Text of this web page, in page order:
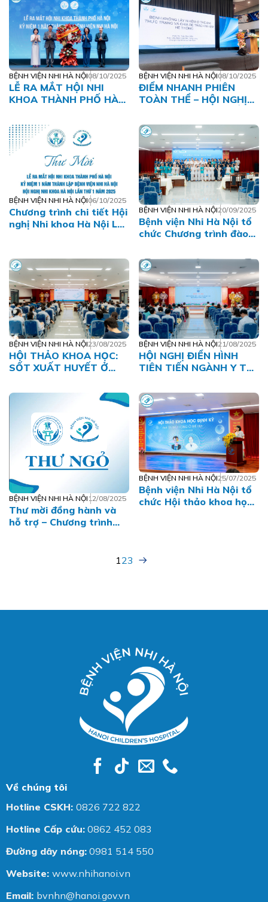
TẤT CẢ TRẺ NHŨ NHI
BỆNH VIỆN NHI HÀ NỘI08/10/2025
LỄ RA MẮT HỘI NHI
KHOA THÀNH PHỐ HÀ
THÀNH LẬP BỆNH VIỆN
NHI HÀ NỘI – HỘI NGHỊ
NHI KHOA HÀ NỘI LẦN
THỨ I NĂM 2025
BỆNH VIỆN NHI HÀ NỘI08/10/2025
ĐIỂM NHANH PHIÊN
TOÀN THỂ – HỘI NGHỊ
THỨ I NĂM 2025
BỆNH VIỆN NHI HÀ NỘI06/10/2025
Chương trình chi tiết Hội
nghị Nhi khoa Hà Nội Lần
BỆNH VIỆN NHI HÀ NỘI20/09/2025
Bệnh viện Nhi Hà Nội tổ
chức Chương trình đào
hành trong đặt và chăm
sóc đường truyền ngoại
vi
BỆNH VIỆN NHI HÀ NỘI23/08/2025
HỘI THẢO KHOA HỌC:
SỐT XUẤT HUYẾT Ở
BỆNH VIỆN NHI HÀ NỘI21/08/2025
HỘI NGHỊ ĐIỂN HÌNH
TIÊN TIẾN NGÀNH Y TẾ
2025–2030 TẠI BỆNH
VIỆN NHI HÀ NỘI
BỆNH VIỆN NHI HÀ NỘI12/08/2025
Thư mời đồng hành và
hỗ trợ – Chương trình
BỆNH VIỆN NHI HÀ NỘI25/07/2025
Bệnh viện Nhi Hà Nội tổ
chức Hội thảo khoa học
123
Về chúng tôi
Hotline CSKH: 0826 722 822
Hotline Cấp cứu: 0862 452 083
Đường dây nóng: 0981 514 550
Website: www.nhihanoi.vn
Email: bvnhn@hanoi.gov.vn